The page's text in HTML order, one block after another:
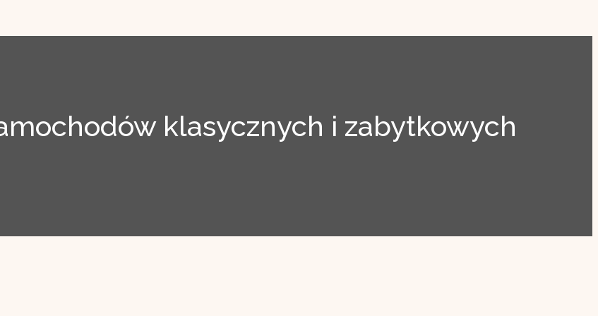
klasycznych i zabytkowych